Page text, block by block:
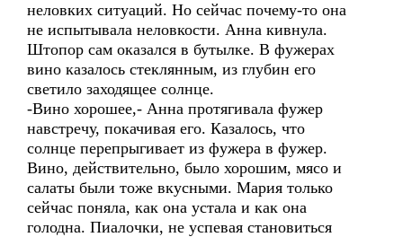
неловких ситуаций. Но сейчас почему-то она
не испытывала неловкости. Анна кивнула.
Штопор сам оказался в бутылке. В фужерах
вино казалось стеклянным, из глубин его
светило заходящее солнце.
-Вино хорошее,- Анна протягивала фужер
навстречу, покачивая его. Казалось, что
солнце перепрыгивает из фужера в фужер.
Вино, действительно, было хорошим, мясо и
салаты были тоже вкусными. Мария только
сейчас поняла, как она устала и как она
голодна. Пиалочки, не успевая становиться